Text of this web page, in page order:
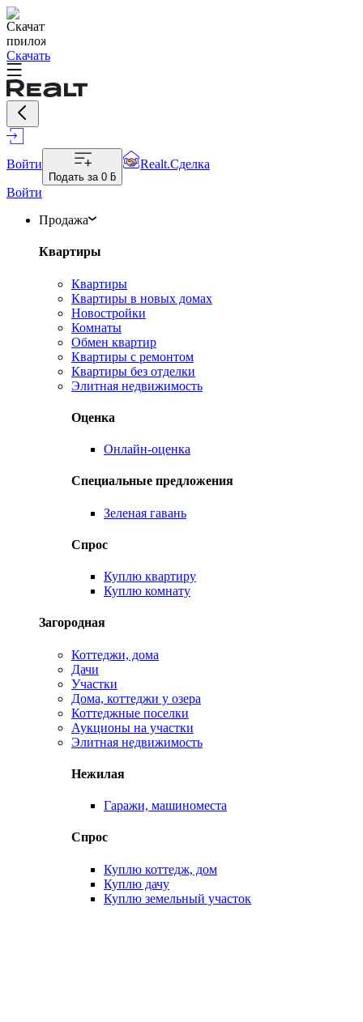
Скачать
Войти
Подать за 0 ƃ
Realt.Сделка
Войти
Продажа
Квартиры
Квартиры
Квартиры в новых домах
Новостройки
Комнаты
Обмен квартир
Квартиры с ремонтом
Квартиры без отделки
Элитная недвижимость
Оценка
Онлайн-оценка
Специальные предложения
Зеленая гавань
Спрос
Куплю квартиру
Куплю комнату
Загородная
Коттеджи, дома
Дачи
Участки
Дома, коттеджи у озера
Коттеджные поселки
Аукционы на участки
Элитная недвижимость
Нежилая
Гаражи, машиноместа
Спрос
Куплю коттедж, дом
Куплю дачу
Куплю земельный участок